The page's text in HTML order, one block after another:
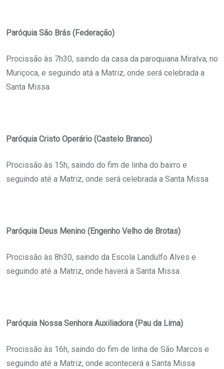
Paróquia São Brás (Federação)
Procissão às 7h30, saindo da casa da paroquiana Miralva, no
Muriçoca, e seguindo atá a Matriz, onde será celebrada a
Santa Missa
Paróquia Cristo Operário (Castelo Branco)
Procissão às 15h, saindo do fim de linha do bairro e
seguindo até a Matriz, onde será celebrada a Santa Missa
Paróquia Deus Menino (Engenho Velho de Brotas)
Procissão às 8h30, saindo da Escola Landulfo Alves e
seguindo até a Matriz, onde haverá a Santa Missa
Paróquia Nossa Senhora Auxiliadora (Pau da Lima)
Procissão às 16h, saindo do fim de linha de São Marcos e
seguindo até a Matriz, onde acontecerá a Santa Missa